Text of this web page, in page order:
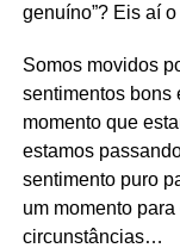
genuíno”? Eis aí
Somos movidos
sentimentos bons
momento que
estamos
sentimento puro
um momento
circunstâncias…